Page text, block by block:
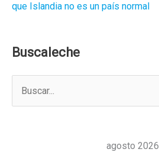
que Islandia no es un país normal
Buscaleche
agosto 2026